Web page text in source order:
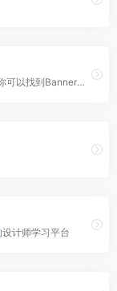
优优教程网灵感频道,设计师没灵感?在这里你可以找到Banner设计,海报设计,logo设计,UI设计,网页设计,App设计等灵感,来优优,找设计灵感.
计师学习平台